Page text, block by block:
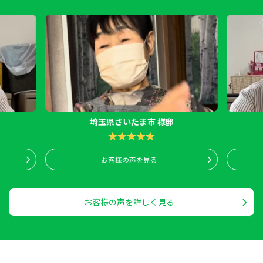
埼玉県さいたま市 様邸
お客様の声を見る
お客様の声を詳しく見る